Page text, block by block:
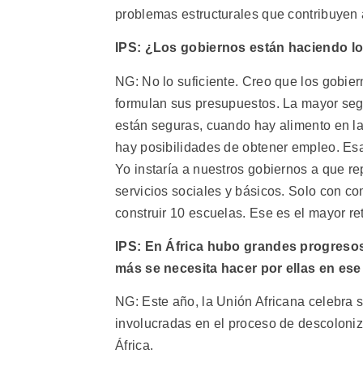
problemas estructurales que
IPS: ¿Los gobiernos están haciendo
NG: No lo suficiente. Creo que los
formulan sus presupuestos. La mayor
están seguras, cuando hay alimento en
hay posibilidades de obtener empleo.
Yo instaría a nuestros gobiernos a que
servicios sociales y básicos. Solo con
construir 10 escuelas. Ese es el mayor
IPS: En África hubo grandes
más se necesita hacer por ellas en
NG: Este año, la Unión Africana celebra
involucradas en el proceso de
África.